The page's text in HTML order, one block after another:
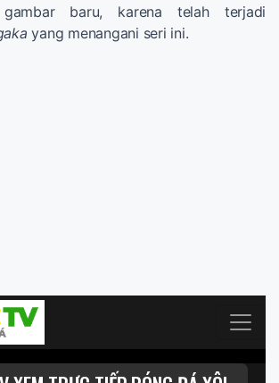
baru, karena telah terjadi
yang menangani seri ini.